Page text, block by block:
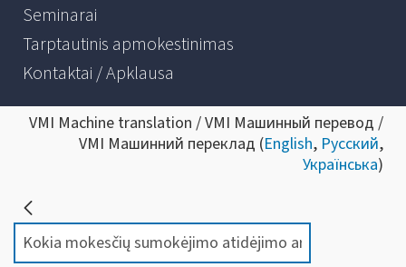
Seminarai
Tarptautinis apmokestinimas
Kontaktai / Apklausa
VMI Machine translation / VMI Машинный перевод /
VMI Машинний переклад (English, Русский,
Українська)